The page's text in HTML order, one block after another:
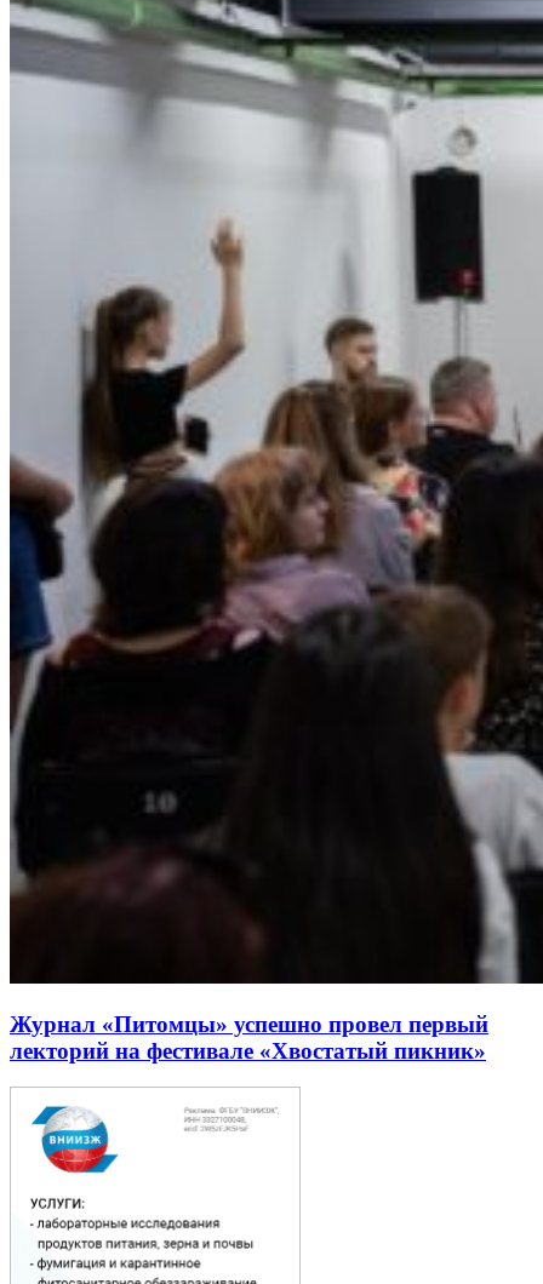
Журнал «Питомцы» успешно провел первый
лекторий на фестивале «Хвостатый пикник»